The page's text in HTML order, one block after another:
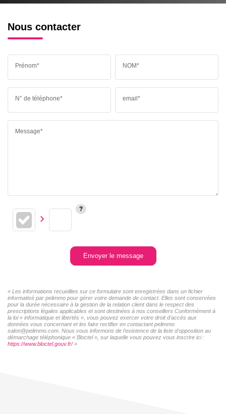
Nous contacter
Prénom* NOM*
N° de téléphone* email*
Message*
Envoyer le message
« Les informations recueillies sur ce formulaire sont enregistrées dans un fichier
informatisé par pelimmo pour gérer votre demande de contact. Elles sont conservées
pour la durée nécessaire à la gestion de la relation client dans le respect des
prescriptions légales applicables et sont destinées à nos conseillers Conformément à
la loi « informatique et libertés », vous pouvez exercer votre droit d'accès aux
données vous concernant et les faire rectifier en contactant pelimmo
salon@pelimmo.com. Nous vous informons de l'existence de la liste d'opposition au
démarchage téléphonique « Bloctel », sur laquelle vous pouvez vous inscrire ici :
https://www.bloctel.gouv.fr/»